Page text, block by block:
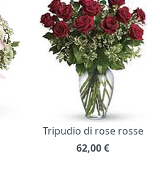
Tripudio di rose rosse
62,00€